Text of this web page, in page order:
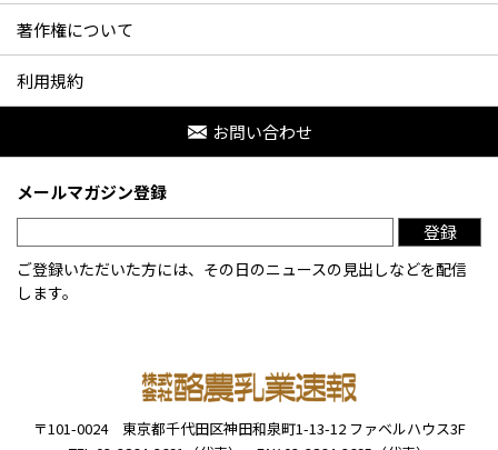
著作権について
利用規約
お問い合わせ
〒101-0024 東京都千代田区神田和泉町1-13-12 ファベルハウス3F
メールマガジン登録
登録
ご登録いただいた方には、その日のニュースの見出しなどを配信
します。